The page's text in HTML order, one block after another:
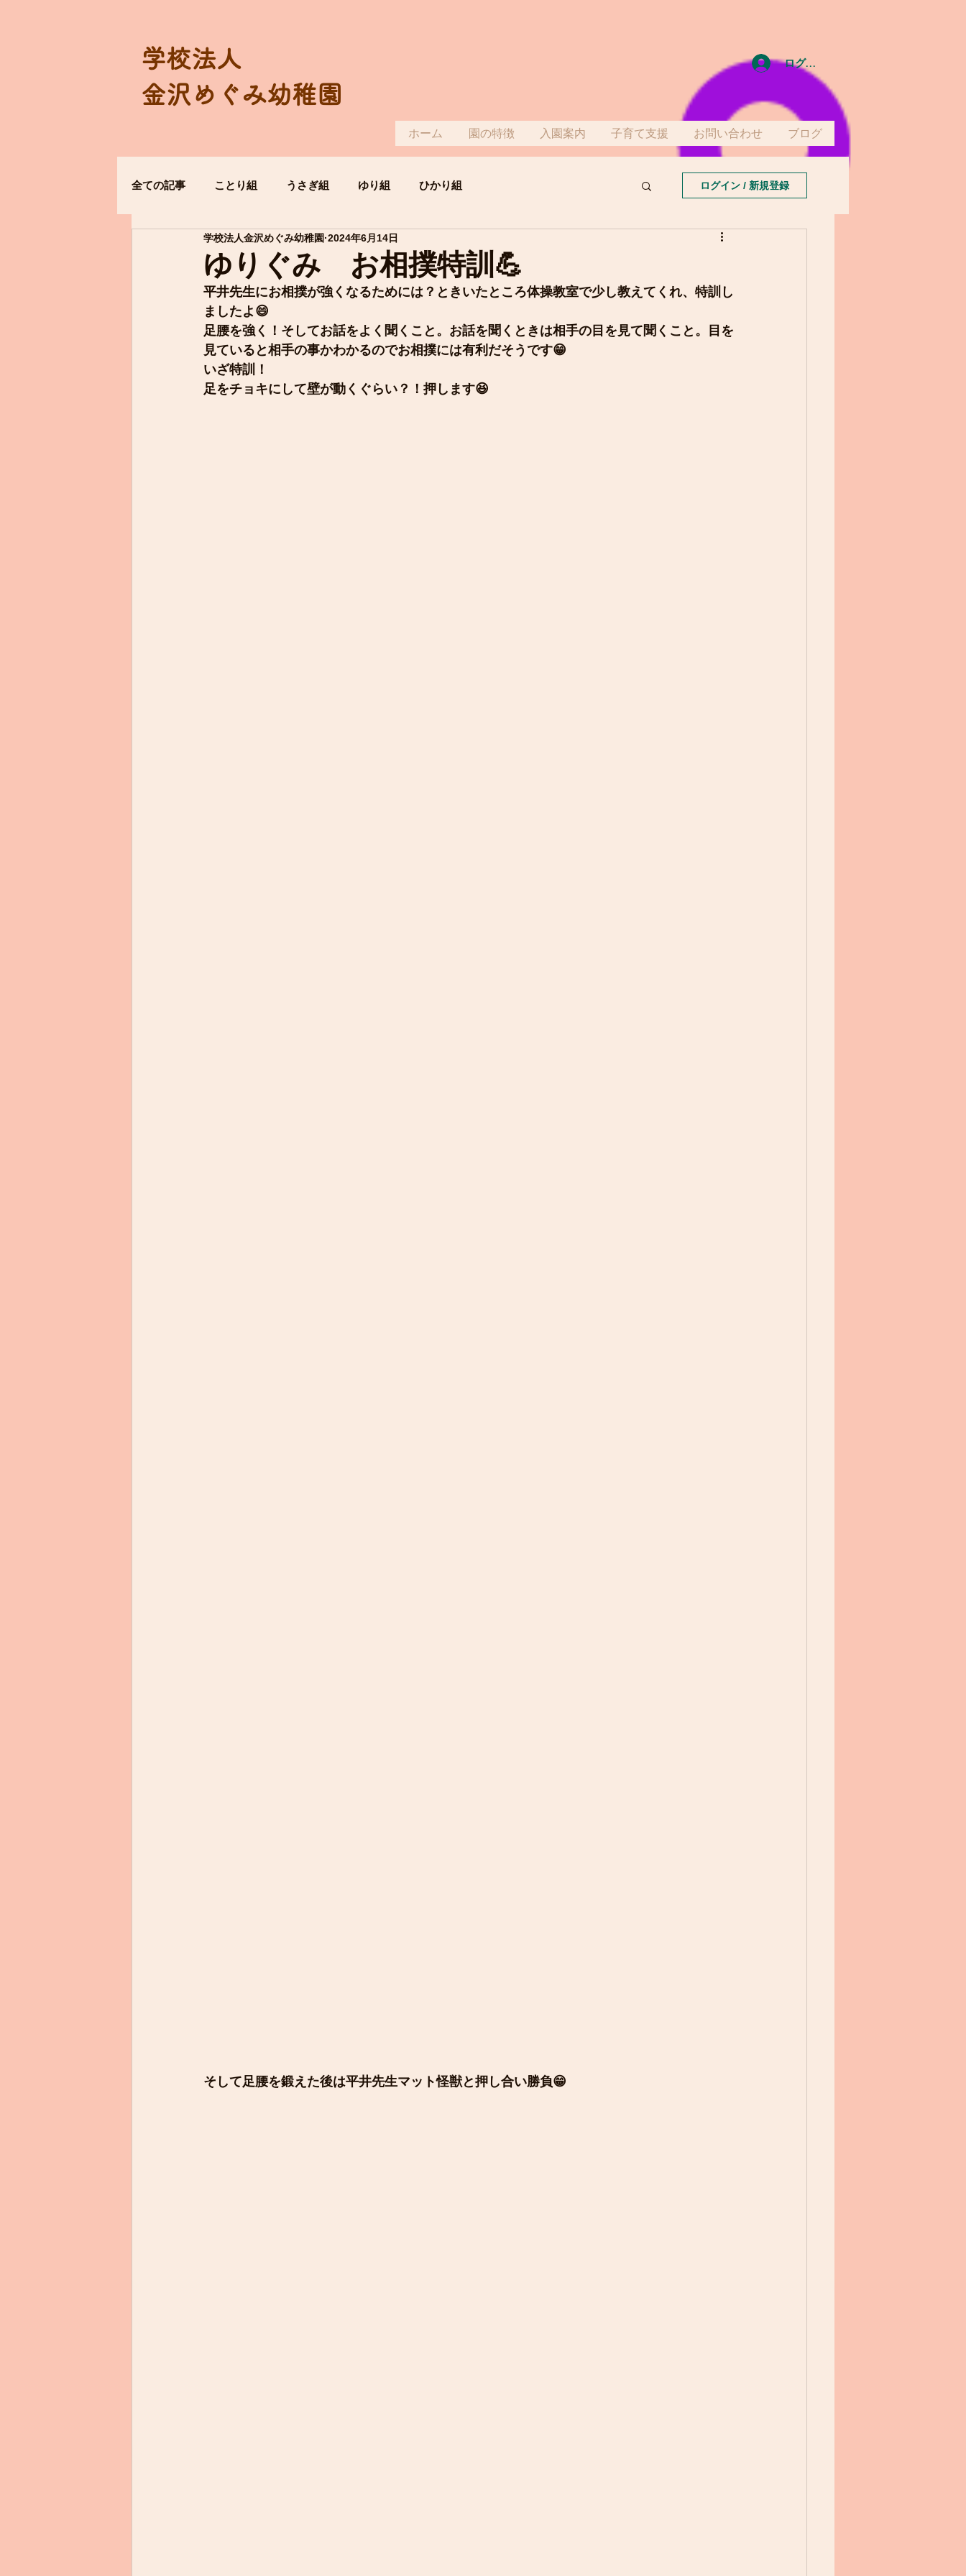
学校法人
金沢めぐみ幼稚園
ログイン
ホーム 園の特徴 入園案内 子育て支援 お問い合わせ ブログ
全ての記事 ことり組 うさぎ組 ゆり組 ひかり組 ログイン / 新規登録
ゆりぐみ お相撲特訓💪
学校法人金沢めぐみ幼稚園 2024年6月14日
平井先生にお相撲が強くなるためには？ときいたところ体操教室で少し教えてくれ、特訓し
ましたよ😄
足腰を強く！そしてお話をよく聞くこと。お話を聞くときは相手の目を見て聞くこと。目を
見ていると相手の事かわかるのでお相撲には有利だそうです😁
いざ特訓！
足をチョキにして壁が動くぐらい？！押します😆
そして足腰を鍛えた後は平井先生マット怪獣と押し合い勝負😁